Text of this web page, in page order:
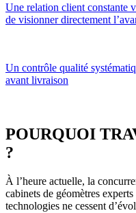
Une relation client constante
de visionner directement
Un contrôle qualité
avant livraison
POURQUOI
?
À l’heure actuelle, la
cabinets de géomètres
technologies ne cessent